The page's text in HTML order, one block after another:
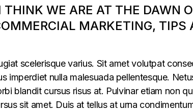
THINK WE ARE AT THE DAWN
MARKETING, TIPS
scelerisque varius. Sit amet volutpat
imperdiet nulla malesuada pellentesque.
blandit cursus risus at. Pulvinar etiam non
sit amet. Duis at tellus at urna